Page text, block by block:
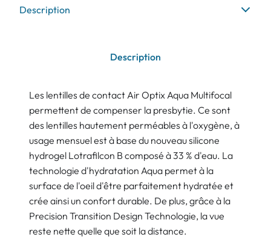
Description
Description
Les lentilles de contact Air Optix Aqua Multifocal
permettent de compenser la presbytie. Ce sont
des lentilles hautement perméables à l'oxygène, à
usage mensuel est à base du nouveau silicone
hydrogel Lotrafilcon B composé à 33 % d'eau. La
technologie d'hydratation Aqua permet à la
surface de l'oeil d'être parfaitement hydratée et
crée ainsi un confort durable. De plus, grâce à la
Precision Transition Design Technologie, la vue
reste nette quelle que soit la distance.